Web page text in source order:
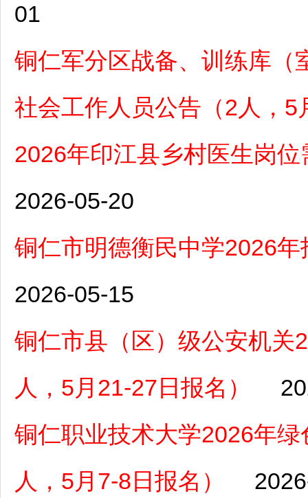
01
铜仁军分区战备、训练库（
社会工作人员公告（2人，5
2026年印江县乡村医生岗
2026-05-20
铜仁市明德衡民中学2026
2026-05-15
铜仁市县（区）级公安机关
人，5月21-27日报名）
铜仁职业技术大学2026年
人，5月7-8日报名）